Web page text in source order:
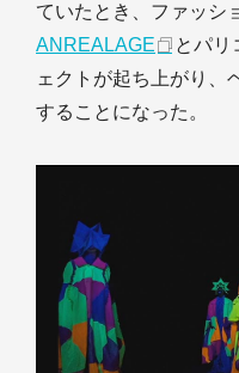
ていたとき、ファッシ
ANREALAGE
とパリ
ェクトが起ち上がり、
することになった。